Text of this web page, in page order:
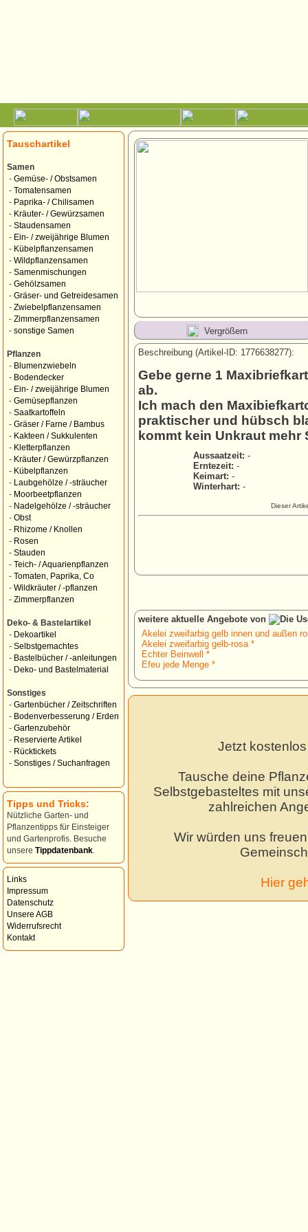
Tauschartikel
Samen
- Gemüse- / Obstsamen
- Tomatensamen
- Paprika- / Chilisamen
- Kräuter- / Gewürzsamen
- Staudensamen
- Ein- / zweijährige Blumen
- Kübelpflanzensamen
- Wildpflanzensamen
- Samenmischungen
- Gehölzsamen
- Gräser- und Getreidesamen
- Zwiebelpflanzensamen
- Zimmerpflanzensamen
- sonstige Samen
Pflanzen
- Blumenzwiebeln
- Bodendecker
- Ein- / zweijährige Blumen
- Gemüsepflanzen
- Saatkartoffeln
- Gräser / Farne / Bambus
- Kakteen / Sukkulenten
- Kletterpflanzen
- Kräuter / Gewürzpflanzen
- Kübelpflanzen
-
Laubgehölze / -sträucher
- Moorbeetpflanzen
- Nadelgehölze / -sträucher
- Obst
- Rhizome / Knollen
- Rosen
- Stauden
- Teich- / Aquarienpflanzen
- Tomaten, Paprika, Co
- Wildkräuter / -pflanzen
- Zimmerpflanzen
Deko- & Bastelartikel
- Dekoartikel
- Selbstgemachtes
- Bastelbücher / -anleitungen
- Deko- und Bastelmaterial
Sonstiges
- Gartenbücher / Zeitschriften
- Bodenverbesserung / Erden
- Gartenzubehör
- Reservierte Artikel
- Rücktickets
- Sonstiges / Suchanfragen
Tipps und Tricks:
Nützliche Garten- und
Pflanzentipps für Einsteiger
und Gartenprofis. Besuche
unsere Tippdatenbank
Links
Impressum
Datenschutz
Unsere AGB
Widerrufsrecht
Kontakt
Vergrößern
Beschreibung (Artikel-ID: 1776638277):
Gebe gerne 1
ab.
Ich mach den
praktischer und hübsch
kommt kein Unkraut
Aussaatzeit: -
Erntezeit: -
Keimart: -
Winterhart: -
Dieser
weitere aktuelle Angebote von
Akelei zweifarbig gelb innen und außen
Akelei zweifarbig gelb-rosa *
Echter Beinwell *
Efeu jede Menge *
Jetzt
Tausche deine
Selbstgebasteltes mit
zahlreichen
Wir würden uns
Hier